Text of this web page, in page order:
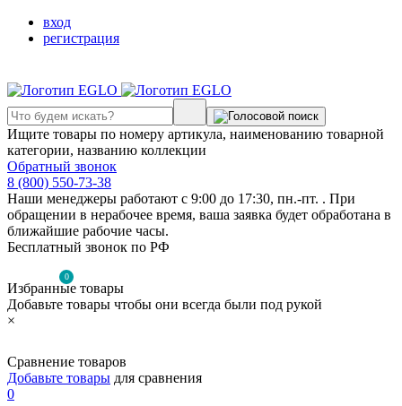
вход
регистрация
Ищите товары по номеру артикула, наименованию товарной
категории, названию коллекции
Обратный звонок
8 (800) 550-73-38
Наши менеджеры работают с 9:00 до 17:30, пн.-пт. . При
обращении в нерабочее время, ваша заявка будет обработана в
ближайшие рабочие часы.
Бесплатный звонок по РФ
0
Избранные товары
Добавьте товары чтобы они всегда были под рукой
×
Сравнение товаров
Добавьте товары для сравнения
0